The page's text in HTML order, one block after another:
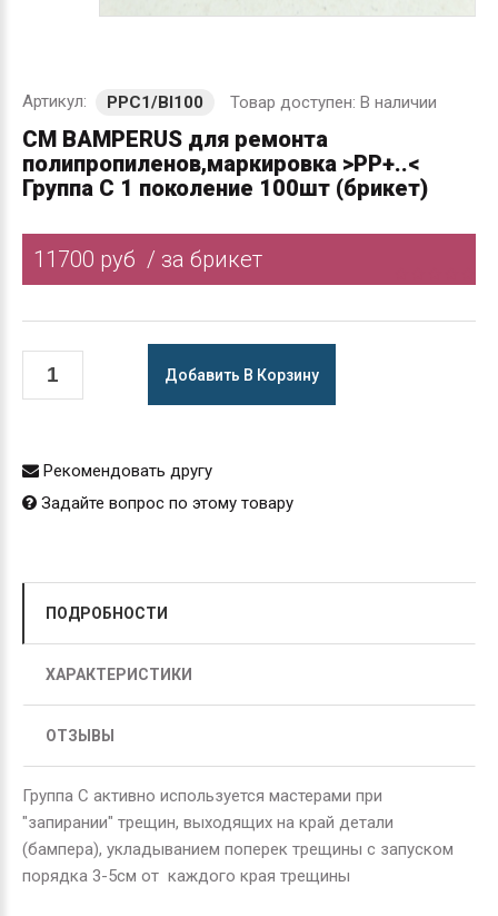
Артикул: PPC1/Bl100 Товар доступен: В наличии
СМ BAMPERUS для ремонта
полипропиленов,маркировка >PP+..<
Группа С 1 поколение 100шт (брикет)
11700 руб / за брикет
Добавить В Корзину
Рекомендовать другу
Задайте вопрос по этому товару
ПОДРОБНОСТИ
ХАРАКТЕРИСТИКИ
ОТЗЫВЫ
Группа С активно используется мастерами при
"запирании" трещин, выходящих на край детали
(бампера), укладыванием поперек трещины с запуском
порядка 3-5см от каждого края трещины